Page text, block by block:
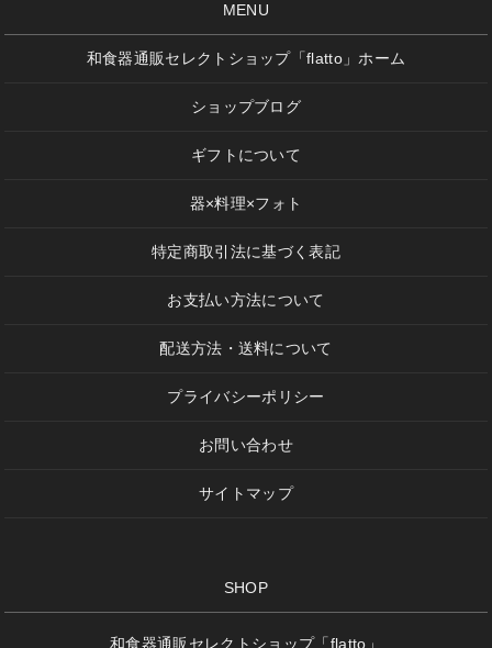
MENU
和食器通販セレクトショップ「flatto」ホーム
ショップブログ
ギフトについて
器×料理×フォト
特定商取引法に基づく表記
お支払い方法について
配送方法・送料について
プライバシーポリシー
お問い合わせ
サイトマップ
SHOP
和食器通販セレクトショップ「flatto」